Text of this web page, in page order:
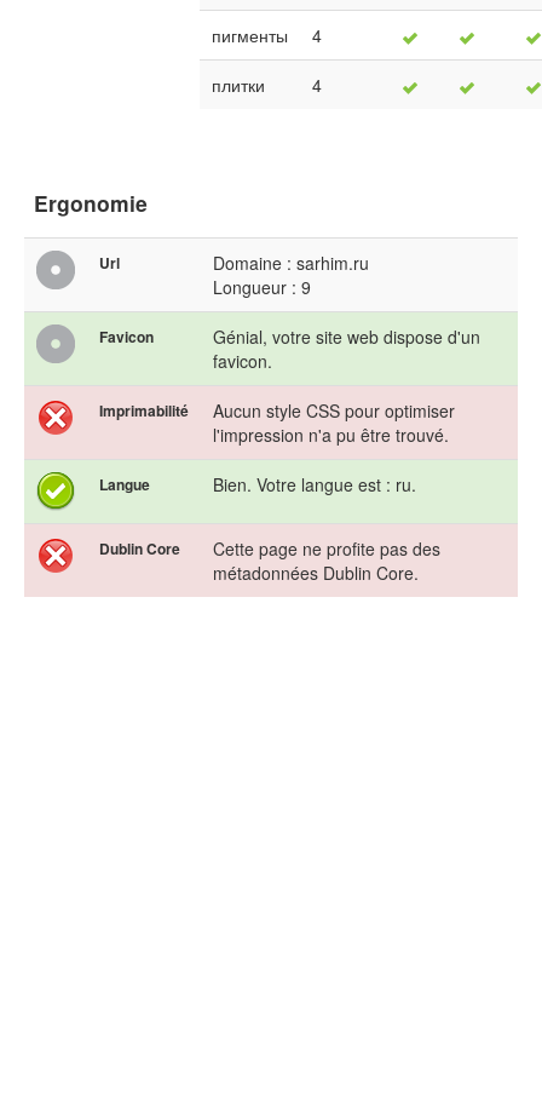
пигменты 4
плитки 4
Ergonomie
Url
Domaine : sarhim.ru
Longueur : 9
Favicon
Génial, votre site web dispose d'un
favicon.
Imprimabilité
Aucun style CSS pour optimiser
l'impression n'a pu être trouvé.
Langue Bien. Votre langue est : ru.
Dublin Core
Cette page ne profite pas des
métadonnées Dublin Core.